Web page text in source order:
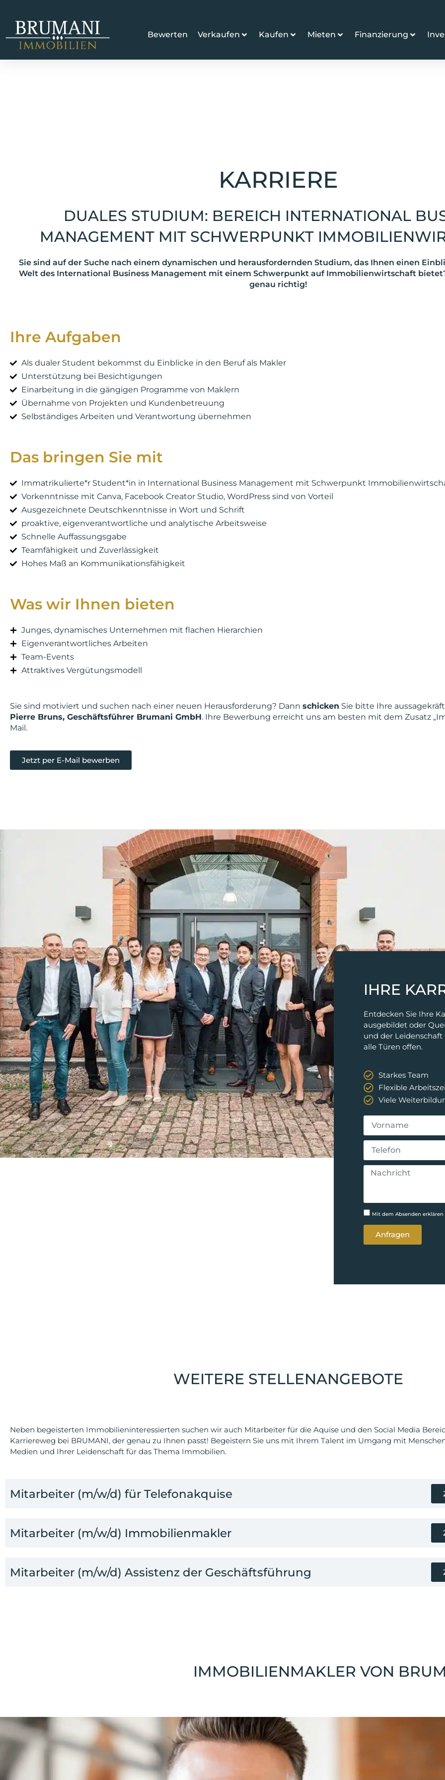
Bewerten Verkaufen Kaufen Mieten Finanzierung
KARRIERE
DUALES STUDIUM: BEREICH INTERNATIONAL
MANAGEMENT MIT SCHWERPUNKT
Sie sind auf der Suche nach einem dynamischen und herausfordernden Studium, das Ihnen einen
Welt des International Business Management mit einem Schwerpunkt auf Immobilienwirtschaft
genau richtig!
Ihre Aufgaben
Als dualer Student bekommst du Einblicke in den Beruf als Makler
Unterstützung bei Besichtigungen
Einarbeitung in die gängigen Programme von Maklern
Übernahme von Projekten und Kundenbetreuung
Selbständiges Arbeiten und Verantwortung übernehmen
Das bringen Sie mit
Immatrikulierte*r Student*in in International Business Management mit Schwerpunkt
Vorkenntnisse mit Canva, Facebook Creator Studio, WordPress sind von Vorteil
Ausgezeichnete Deutschkenntnisse in Wort und Schrift
proaktive, eigenverantwortliche und analytische Arbeitsweise
Schnelle Auffassungsgabe
Teamfähigkeit und Zuverlässigkeit
Hohes Maß an Kommunikationsfähigkeit
Was wir Ihnen bieten
Junges, dynamisches Unternehmen mit flachen Hierarchien
Eigenverantwortliches Arbeiten
Team-Events
Attraktives Vergütungsmodell
Sie sind motiviert und suchen nach einer neuen Herausforderung? Dann schicken Sie bitte Ihre
Pierre Bruns, Geschäftsführer Brumani GmbH. Ihre Bewerbung erreicht uns am besten mit dem Zusatz
Mail.
Jetzt per E-Mail bewerben
IHRE
Entdecken Sie Ihre
ausgebildet oder
und der
alle Türen offen.
Starkes Team
Flexible
Viele
Mit dem Absenden
Anfragen
WEITERE STELLENANGEBOTE
Neben begeisterten Immobilieninteressierten suchen wir auch Mitarbeiter für die Aquise und den Social Media
Karriereweg bei BRUMANI, der genau zu Ihnen passt! Begeistern Sie uns mit Ihrem Talent im Umgang mit
Medien und Ihrer Leidenschaft für das Thema Immobilien.
Mitarbeiter (m/w/d) für Telefonakquise
Mitarbeiter (m/w/d) Immobilienmakler
Mitarbeiter (m/w/d) Assistenz der Geschäftsführung
IMMOBILIENMAKLER VON